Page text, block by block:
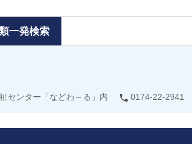
一発検索
センター「などわ～る」内 0174-22-2941